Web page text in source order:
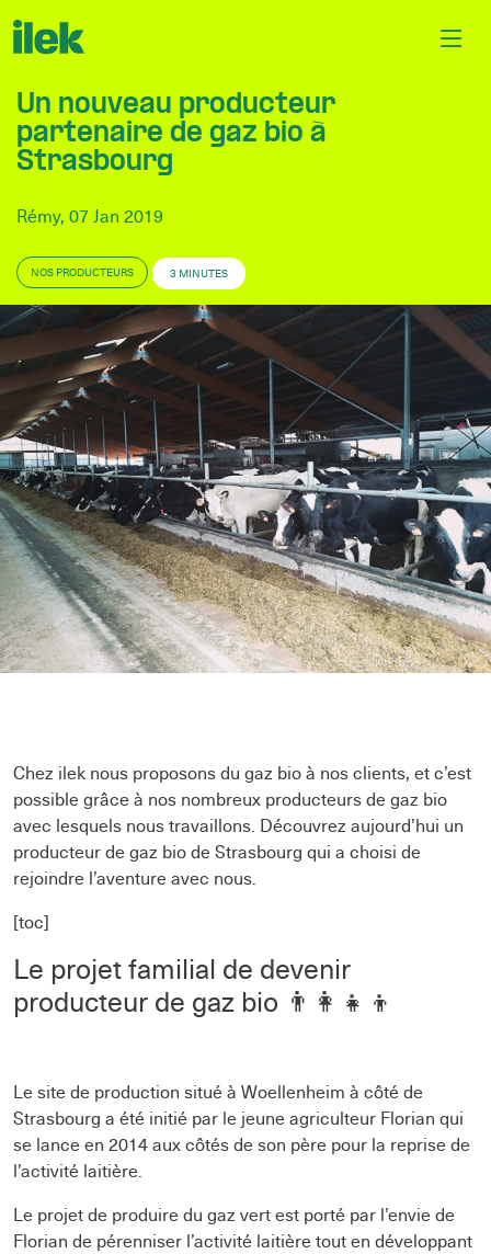
Un nouveau producteur
partenaire de gaz bio à
Strasbourg
Rémy, 07 Jan 2019
NOS PRODUCTEURS 3 MINUTES
Chez ilek nous proposons du gaz bio à nos clients, et c’est
possible grâce à nos nombreux producteurs de gaz bio
avec lesquels nous travaillons. Découvrez aujourd’hui un
producteur de gaz bio de Strasbourg qui a choisi de
rejoindre l’aventure avec nous.
[toc]
Le projet familial de devenir
producteur de gaz bio 👨‍👩‍👧‍👦
Le site de production situé à Woellenheim à côté de
Strasbourg a été initié par le jeune agriculteur Florian qui
se lance en 2014 aux côtés de son père pour la reprise de
l’activité laitière.
Le projet de produire du gaz vert est porté par l’envie de
Florian de pérenniser l’activité laitière tout en développant